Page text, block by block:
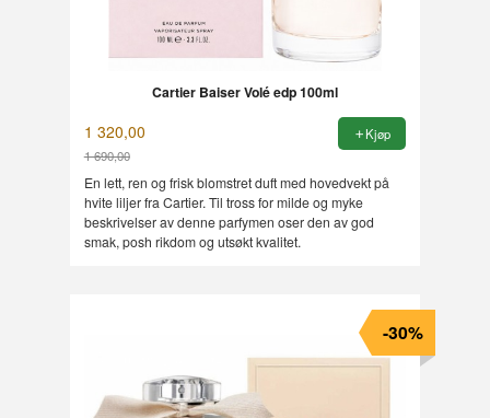
Cartier Baiser Volé edp 100ml
1 320,00
1 690,00
Rabatt
Kjøp
En lett, ren og frisk blomstret duft med hovedvekt på
hvite liljer fra Cartier. Til tross for milde og myke
beskrivelser av denne parfymen oser den av god
smak, posh rikdom og utsøkt kvalitet.
-30%